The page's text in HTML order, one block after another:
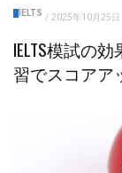
IELTS / 2025年10月25日
IELTS模試の
習でスコアア